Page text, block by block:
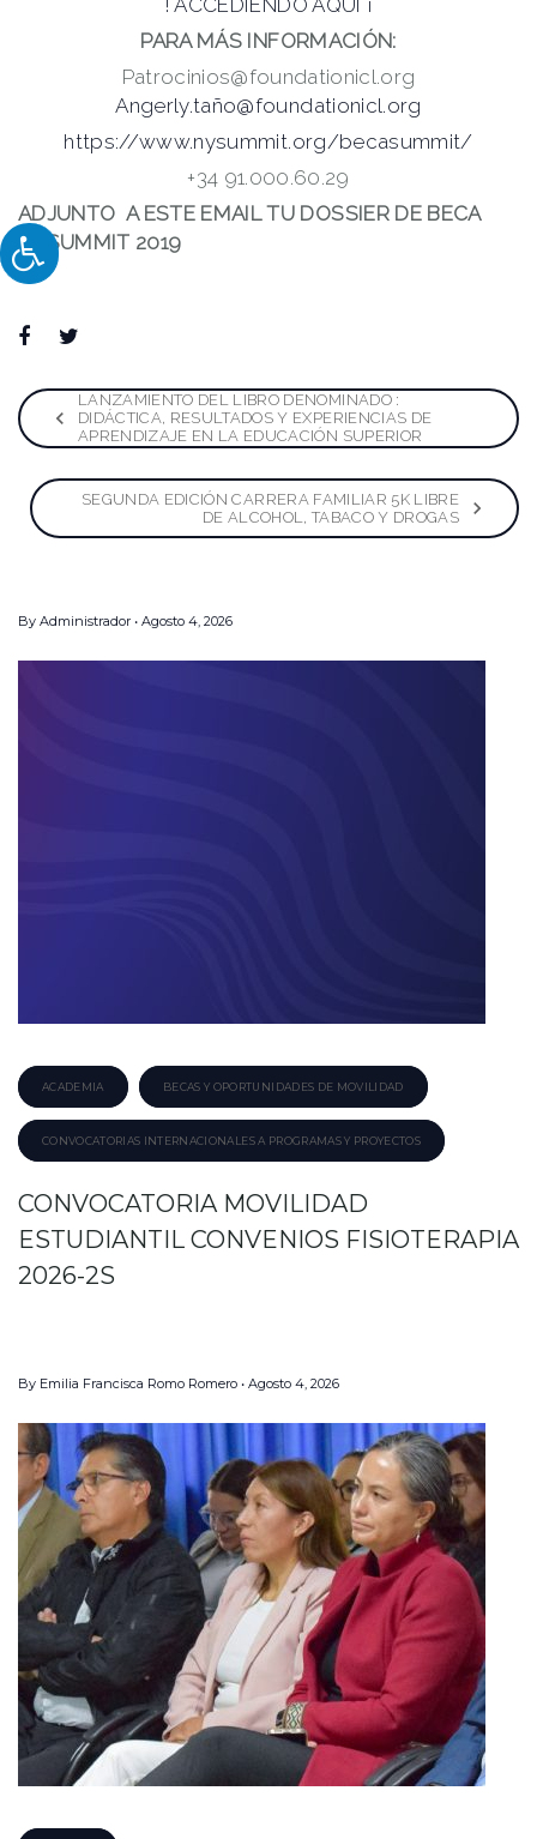
PARA MÁS INFORMACIÓN:
Patrocinios@foundationicl.org
Angerly.taño@foundationicl.org
https://www.nysummit.org/becasummit/
+34 91.000.60.29
ADJUNTO A ESTE EMAIL TU DOSSIER DE BECA
NYSUMMIT 2019
Facebook
Navegación
de
entradas
LANZAMIENTO DEL LIBRO DENOMINADO :
DIDÁCTICA, RESULTADOS Y EXPERIENCIAS DE
APRENDIZAJE EN LA EDUCACIÓN SUPERIOR
SEGUNDA EDICIÓN CARRERA FAMILIAR 5K LIBRE
DE ALCOHOL, TABACO Y DROGAS
By Administrador Agosto 4, 2026
ACADEMIA BECAS Y OPORTUNIDADES DE MOVILIDAD
CONVOCATORIAS INTERNACIONALES A PROGRAMAS Y PROYECTOS
CONVOCATORIA MOVILIDAD
ESTUDIANTIL CONVENIOS FISIOTERAPIA
2026-2S
By Emilia Francisca Romo Romero Agosto 4, 2026